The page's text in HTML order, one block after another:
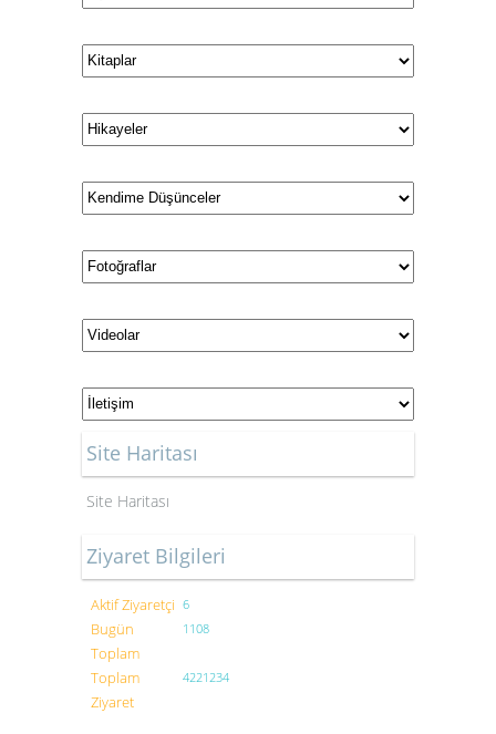
Site Haritası
Site Haritası
Ziyaret Bilgileri
Aktif Ziyaretçi 6
Bugün
Toplam
1108
Toplam
Ziyaret
4221234